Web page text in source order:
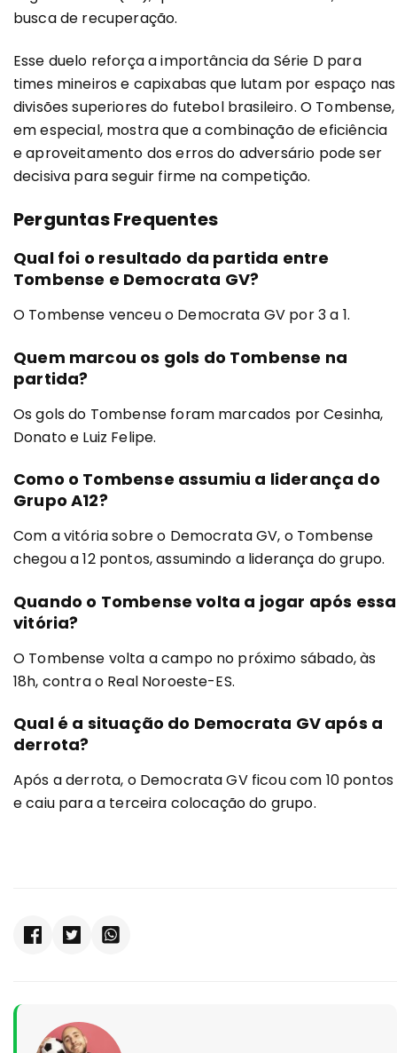
busca de recuperação.
Esse duelo reforça a importância da Série D para
times mineiros e capixabas que lutam por espaço nas
divisões superiores do futebol brasileiro. O Tombense,
em especial, mostra que a combinação de eficiência
e aproveitamento dos erros do adversário pode ser
decisiva para seguir firme na competição.
Perguntas Frequentes
Qual foi o resultado da partida entre
Tombense e Democrata GV?
O Tombense venceu o Democrata GV por 3 a 1.
Quem marcou os gols do Tombense na
partida?
Os gols do Tombense foram marcados por Cesinha,
Donato e Luiz Felipe.
Como o Tombense assumiu a liderança do
Grupo A12?
Com a vitória sobre o Democrata GV, o Tombense
chegou a 12 pontos, assumindo a liderança do grupo.
Quando o Tombense volta a jogar após essa
vitória?
O Tombense volta a campo no próximo sábado, às
18h, contra o Real Noroeste-ES.
Qual é a situação do Democrata GV após a
derrota?
Após a derrota, o Democrata GV ficou com 10 pontos
e caiu para a terceira colocação do grupo.